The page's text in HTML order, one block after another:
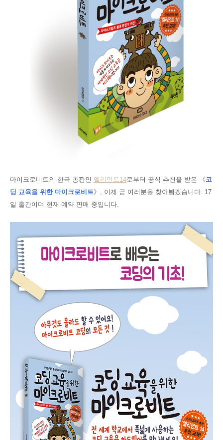
마이크로비트의 한국 총판인 엘리먼트14로부터 공식 추천을 받은 《코
딩 교육을 위한 마이크로비트》, 이제 곧 여러분을 찾아뵙겠습니다. 17
일 출간이며 현재 예약 판매 중입니다.